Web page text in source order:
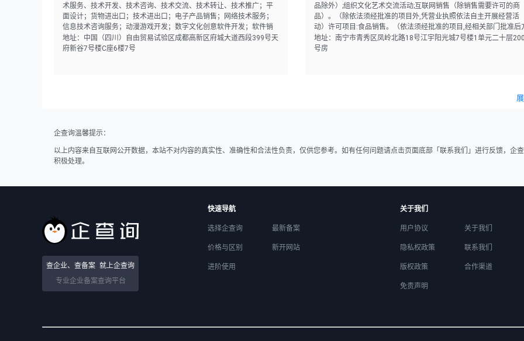
术服务、技术开发、技术咨询、技术交流、技术转让、技术推广；平
面设计；货物进出口；技术进出口；电子产品销售；网络技术服务；
信息技术咨询服务；动漫游戏开发；数字文化创意软件开发；软件销
售。（除依法须经批准的项目外，凭营业执照依法自主开展经营活
动）
地址：中国（四川）自由贸易试验区成都高新区府城大道西段399号天
府新谷7号楼C座6楼7号
品除外）;组织文化艺术交流活动;互联网销售（除销售需要许可的商
品）。（除依法须经批准的项目外,凭营业执照依法自主开展经营活
动）许可项目:食品销售。（依法须经批准的项目,经相关部门批准后
可开展经营活动,具体经营项目以相关部门批准文件或许可证件为准
地址：南宁市青秀区凤岭北路18号江宇阳光城7号楼1单元二十层
号房
企查询温馨提示：
以上内容来自互联网公开数据，本站不对内容的真实性、准确性和合法性负责，仅供您参考。如有任何问题请点击页面底部「联系我们」进行反馈，企
积极处理。
查企业、查备案 就上企查询
专业企业备案查询平台
快速导航
选择企查询 最新备案
价格与区别 新开网站
进阶使用
关于我们
用户协议 关于我们
隐私权政策 联系我们
版权政策 合作渠道
免责声明